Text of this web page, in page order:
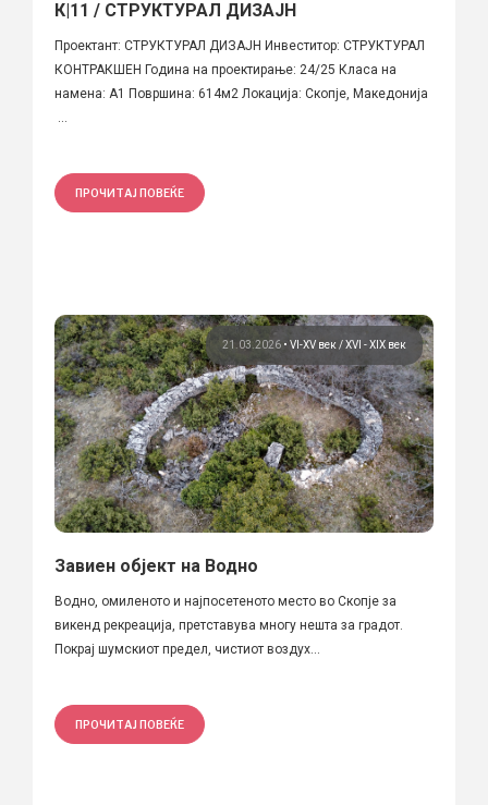
К|11 / СТРУКТУРАЛ ДИЗАЈН
Проектант: СТРУКТУРАЛ ДИЗАЈН Инвеститор: СТРУКТУРАЛ
КОНТРАКШЕН Година на проектирање: 24/25 Класа на
намена: А1 Површина: 614м2 Локација: Скопје, Македонија
...
ПРОЧИТАЈ ПОВЕЌЕ
21.03.2026 • VI-XV век XVI - XIX век
Завиен објект на Водно
Водно, омиленото и најпосетеното место во Скопје за
викенд рекреација, претставува многу нешта за градот.
Покрај шумскиот предел, чистиот воздух...
ПРОЧИТАЈ ПОВЕЌЕ